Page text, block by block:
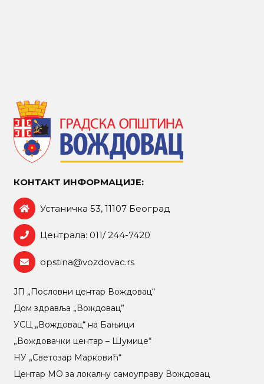
КОНТАКТ ИНФОРМАЦИЈЕ:
Устаничка 53, 11107 Београд
Централа: 011/ 244-7420
opstina@vozdovac.rs
ЈП „Пословни центар Вождовац“
Дом здравља „Вождовац”
УСЦ „Вождовац“ на Бањици
„Вождовачки центар – Шумице“
НУ „Светозар Марковић“
Центар МO за локалну самоуправу Вождовац